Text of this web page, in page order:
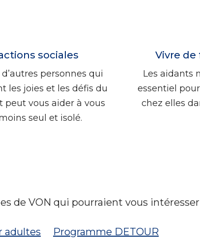
sociales
personnes qui
les joies et les défis du
peut vous aider à vous
seul et isolé.
Vivre
Les aidants
essentiel
chez elles
de VON qui pourraient vous intéresser
adultes Programme DETOUR